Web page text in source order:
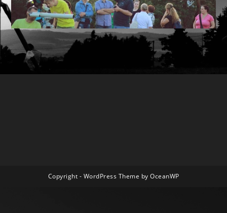
Copyright - WordPress Theme by OceanWP